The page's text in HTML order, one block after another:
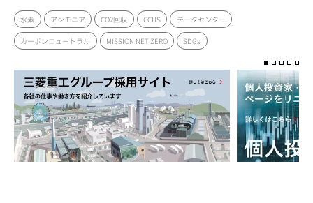
水素 アンモニア CO2回収 CCUS データセンター
カーボンニュートラル MISSION NET ZERO SDGs